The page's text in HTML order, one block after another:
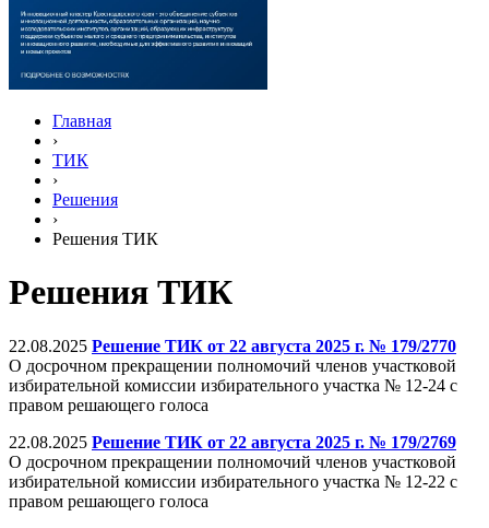
Главная
›
ТИК
›
Решения
›
Решения ТИК
Решения ТИК
22.08.2025 Решение ТИК от 22 августа 2025 г. № 179/2770
О досрочном прекращении полномочий членов участковой
избирательной комиссии избирательного участка № 12-24 с
правом решающего голоса
22.08.2025 Решение ТИК от 22 августа 2025 г. № 179/2769
О досрочном прекращении полномочий членов участковой
избирательной комиссии избирательного участка № 12-22 с
правом решающего голоса